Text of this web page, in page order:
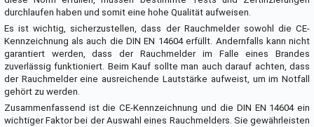
durchlaufen haben und somit eine hohe Qualität aufweisen.
Es ist wichtig, sicherzustellen, dass der Rauchmelder sowohl die CE-
Kennzeichnung als auch die DIN EN 14604 erfüllt. Andernfalls kann nicht
garantiert werden, dass der Rauchmelder im Falle eines Brandes
zuverlässig funktioniert. Beim Kauf sollte man auch darauf achten, dass
der Rauchmelder eine ausreichende Lautstärke aufweist, um im Notfall
gehört zu werden.
Zusammenfassend ist die CE-Kennzeichnung und die DIN EN 14604 ein
wichtiger Faktor bei der Auswahl eines Rauchmelders. Sie gewährleisten